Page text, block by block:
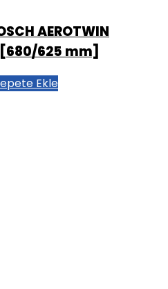
AEROTWIN
[680/625 mm]
Ekle